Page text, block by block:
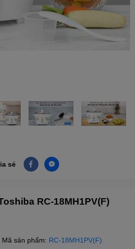
sẻ
RC-18MH1PV(F)
Mã sản phẩm: RC-18MH1PV(F)